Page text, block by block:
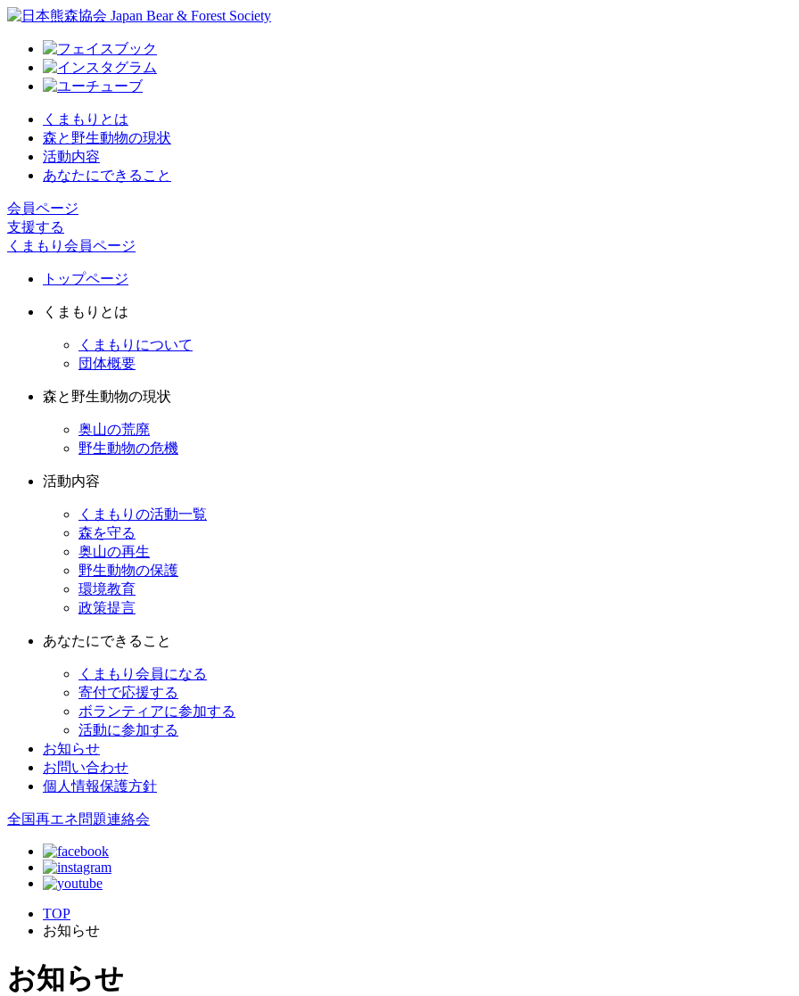
くまもりとは
森と野生動物の現状
活動内容
あなたにできること
会員ページ
支援する
くまもり会員ページ
トップページ
くまもりとは
くまもりについて
団体概要
森と野生動物の現状
奥山の荒廃
野生動物の危機
活動内容
くまもりの活動一覧
森を守る
奥山の再生
野生動物の保護
環境教育
政策提言
あなたにできること
くまもり会員になる
寄付で応援する
ボランティアに参加する
活動に参加する
お知らせ
お問い合わせ
個人情報保護方針
全国再エネ問題連絡会
TOP
お知らせ
お知らせ